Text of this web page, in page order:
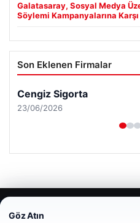
Galatasaray, Sosyal Medya
Söylemi Kampanyalarına
Son Eklenen Firmalar
Cengiz Sigorta
23/06/2026
Web sitemizi nasıl
Göz Atın